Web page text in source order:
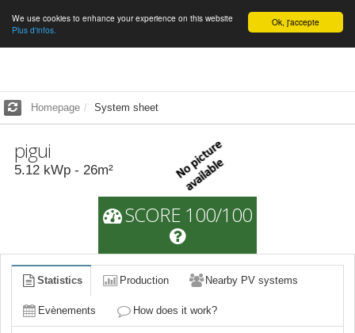
English Ok, j'accepte
We use cookies to enhance your experience on this website
Plus d'infos.
Homepage System sheet
pigui
5.12 kWp - 26m²
SCORE 100/100
Statistics Production Nearby PV systems
Evènements How does it work?